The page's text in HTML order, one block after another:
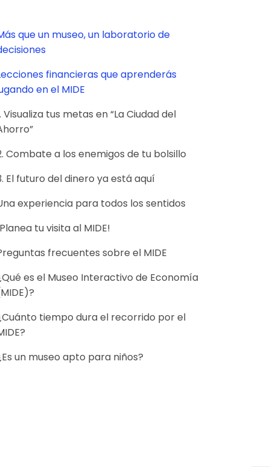
que un museo, un laboratorio de
financieras que aprenderás
en el MIDE
Visualiza tus metas en “La Ciudad del
Combate a los enemigos de tu bolsillo
El futuro del dinero ya está aquí
experiencia para todos los sentidos
tu visita al MIDE!
frecuentes sobre el MIDE
es el Museo Interactivo de Economía
tiempo dura el recorrido por el
un museo apto para niños?